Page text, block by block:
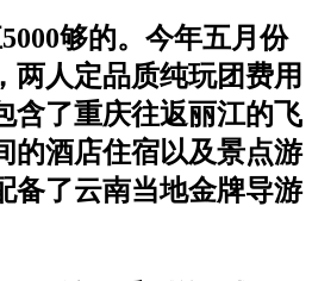
够的。今年五月份
两人定品质纯玩团费用
含了重庆往返丽江的飞
的酒店住宿以及景点游
备了云南当地金牌导游